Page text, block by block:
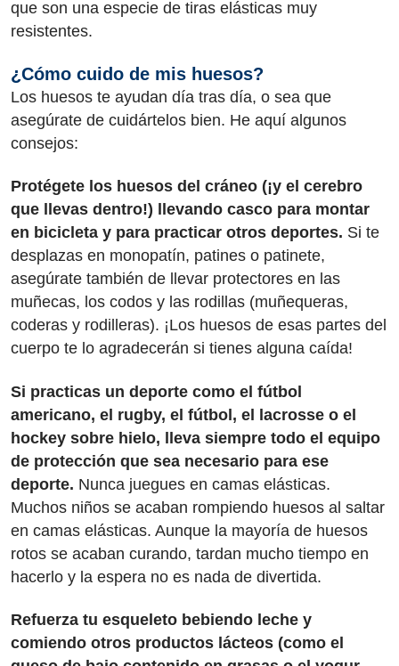
que son una especie de tiras elásticas muy
resistentes.
¿Cómo cuido de mis huesos?
Los huesos te ayudan día tras día, o sea que
asegúrate de cuidártelos bien. He aquí algunos
consejos:
Protégete los huesos del cráneo (¡y el cerebro
que llevas dentro!) llevando casco para montar
en bicicleta y para practicar otros deportes. Si te
desplazas en monopatín, patines o patinete,
asegúrate también de llevar protectores en las
muñecas, los codos y las rodillas (muñequeras,
coderas y rodilleras). ¡Los huesos de esas partes del
cuerpo te lo agradecerán si tienes alguna caída!
Si practicas un deporte como el fútbol
americano, el rugby, el fútbol, el lacrosse o el
hockey sobre hielo, lleva siempre todo el equipo
de protección que sea necesario para ese
deporte. Nunca juegues en camas elásticas.
Muchos niños se acaban rompiendo huesos al saltar
en camas elásticas. Aunque la mayoría de huesos
rotos se acaban curando, tardan mucho tiempo en
hacerlo y la espera no es nada de divertida.
Refuerza tu esqueleto bebiendo leche y
comiendo otros productos lácteos (como el